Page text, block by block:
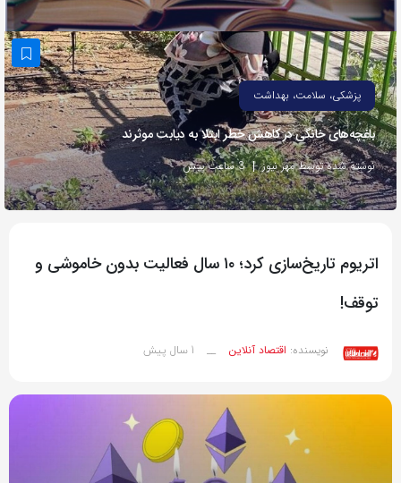
به
اشتراک
بگذارید.
کپی
لینک
پزشکی، سلامت، بهداشت
باغچه‌های خانگی در کاهش خطر ابتلا به دیابت موثرند
نوشته شده توسط مهر نیوز 3 ساعت پیش
اتریوم تاریخ‌سازی کرد؛ ۱۰ سال فعالیت بدون خاموشی و
توقف!
نویسنده: اقتصاد آنلاین __ 1 سال پیش